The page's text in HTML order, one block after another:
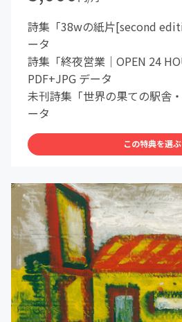
詩集「38wの紙片[second
ータ
詩集「終夜営業｜OPEN 24
PDF+JPG データ
未刊詩集「世界の果ての駅舎
ータ
この特典を選ぶ